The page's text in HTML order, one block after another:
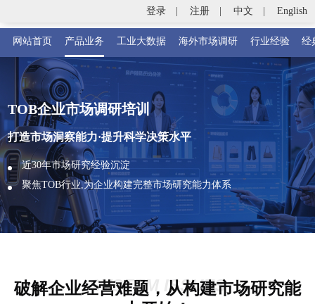
登录 注册 中文 English
网站首页 产品业务 工业大数据 海外市场调研 行业经验 经
TOB企业市场调研培训
打造市场洞察能力·提升科学决策水平
近30年市场研究经验沉淀
聚焦TOB行业,为企业构建完整市场研究能力体系
SYSTEM ISSUES
破解企业经营难题，从构建市场研究能